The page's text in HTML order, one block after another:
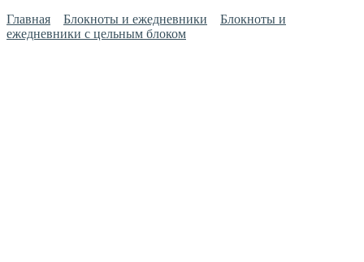
Главная
Блокноты и ежедневники
Блокноты и
ежедневники с цельным блоком